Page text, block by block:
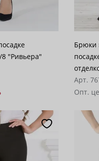
"Ривьера"
Брюки
Арт.
Опт.